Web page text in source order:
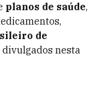
planos de saúde,
de
divulgados nesta